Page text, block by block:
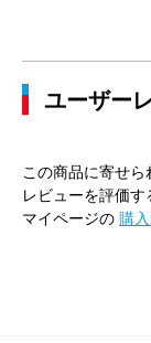
ユーザー
この商品に寄せら
レビューを評価す
マイページの 購